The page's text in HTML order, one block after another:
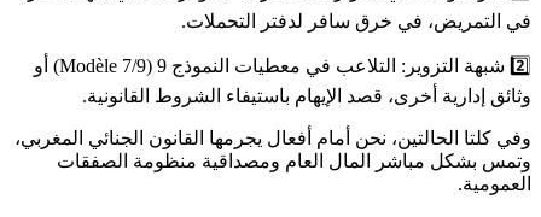
في التمريض، في خرق سافر لدفتر التحملات.
2️⃣ شبهة التزوير: التلاعب في معطيات النموذج 9 (Modèle 7/9) أو
وثائق إدارية أخرى، قصد الإيهام باستيفاء الشروط القانونية.
وفي كلتا الحالتين، نحن أمام أفعال يجرمها القانون الجنائي المغربي،
وتمس بشكل مباشر المال العام ومصداقية منظومة الصفقات
العمومية.